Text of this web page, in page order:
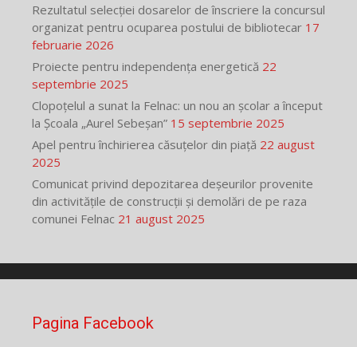
Rezultatul selecției dosarelor de înscriere la concursul
organizat pentru ocuparea postului de bibliotecar 17
februarie 2026
Proiecte pentru independența energetică 22
septembrie 2025
Clopoțelul a sunat la Felnac: un nou an școlar a început
la Școala „Aurel Sebeșan” 15 septembrie 2025
Apel pentru închirierea căsuțelor din piață 22 august
2025
Comunicat privind depozitarea deșeurilor provenite
din activitățile de construcții și demolări de pe raza
comunei Felnac 21 august 2025
Pagina Facebook